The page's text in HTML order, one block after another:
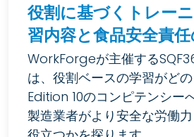
役割に基づくトレー
習内容と食品安全責
WorkForgeが主催する
は、役割ベースの学習がど
Edition 10のコンピテンシー
製造業者がより安全な労働